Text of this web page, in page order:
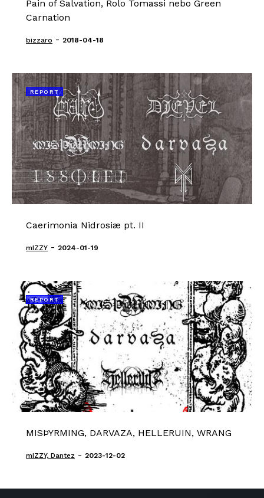
Pain of Salvation, Rolo Tomassi nebo Green
Carnation
bizzaro - 2018-04-18
REPORT
Caerimonia Nidrosiæ pt. II
mIZZY - 2024-01-19
REPORT
MISÞYRMING, DARVAZA, HELLERUIN, WRANG
mIZZY, Dantez - 2023-12-02